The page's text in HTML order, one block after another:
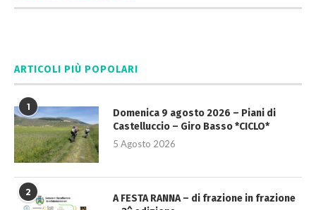
ARTICOLI PIÙ POPOLARI
1
Domenica 9 agosto 2026 – Piani di
Castelluccio – Giro Basso *CICLO*
5 Agosto 2026
2
A FESTA RANNA – di frazione in frazione